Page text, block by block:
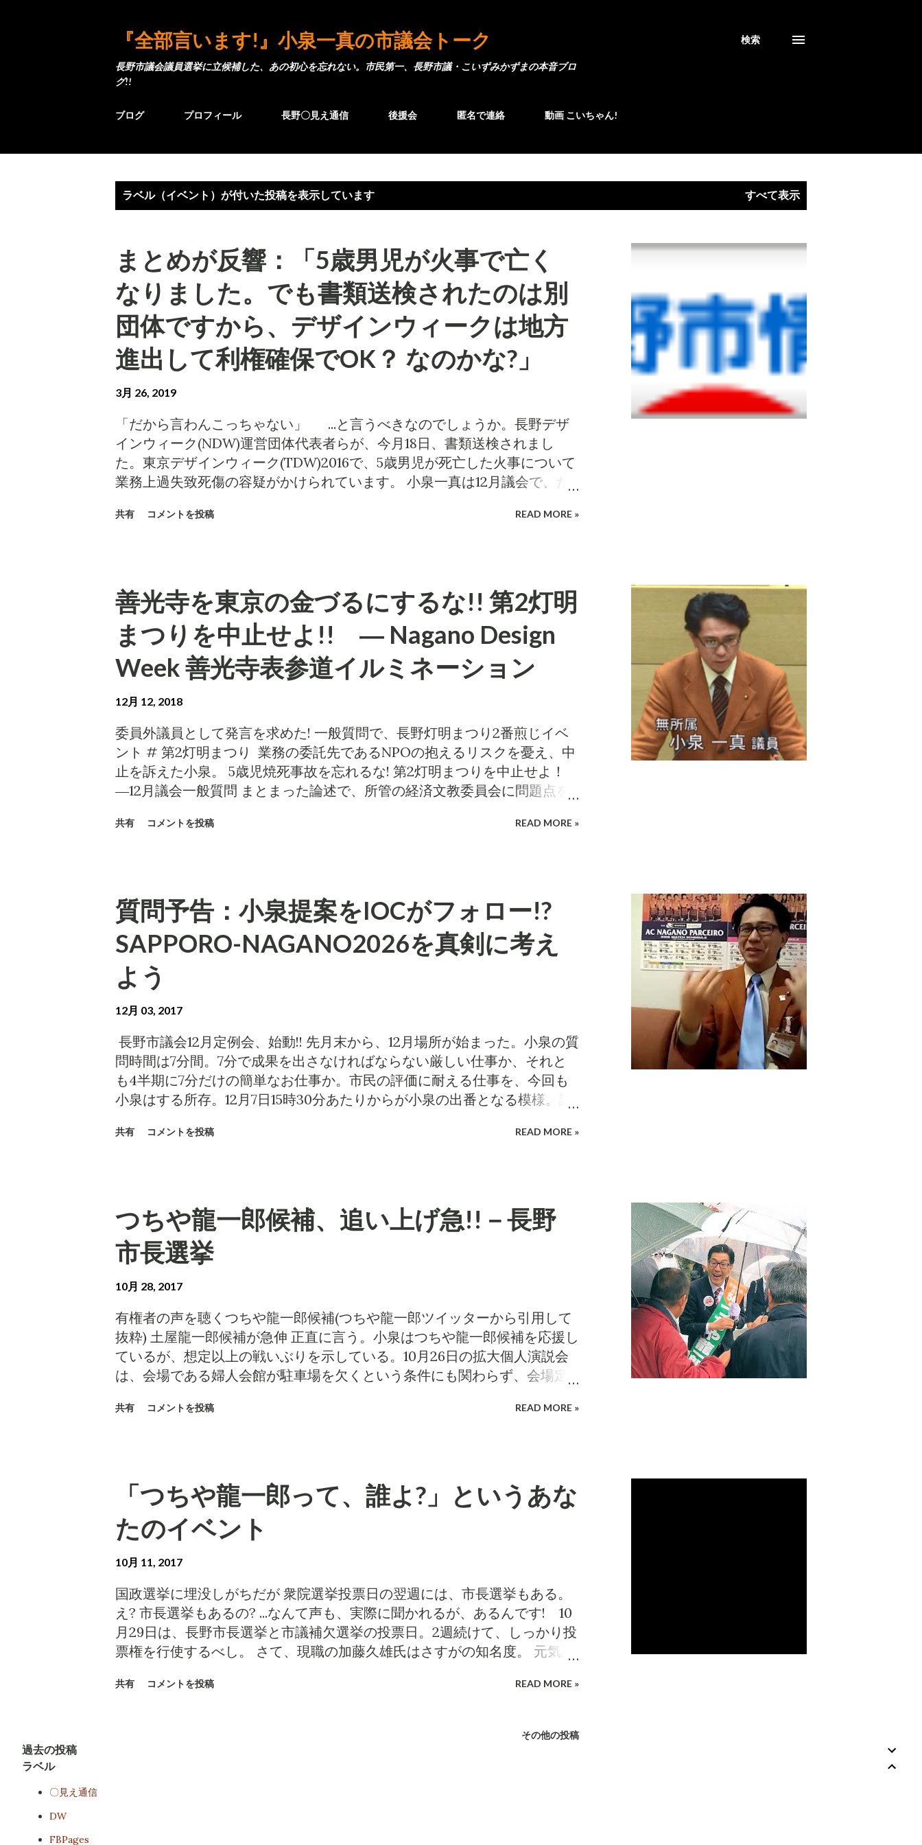
『全部言います!』小泉一真の市議会トーク
長野市議会議員選挙に立候補した、あの初心を忘れない。市民第一、長野市議・こいずみかずまの本音ブロ
グ!!
検索
ブログ プロフィール 長野〇見え通信 後援会 匿名で連絡 動画 こいちゃん!
ラベル（イベント ）が付いた投稿を表示しています すべて表示
まとめが反響：「5歳男児が火事で亡く
なりました。でも書類送検されたのは別
団体ですから、デザインウィークは地方
進出して利権確保でOK？ なのかな?」
3月 26, 2019
「だから言わんこっちゃない」 ...と言うべきなのでしょうか。長野デザ
インウィーク(NDW)運営団体代表者らが、今月18日、書類送検されまし
た。東京デザインウィーク(TDW)2016で、5歳男児が死亡した火事について
業務上過失致死傷の容疑がかけられています。 小泉一真は12月議会で、た
中止するべきだと加藤久雄市長に進言しました。 過去のブログ記事は次の
ネーション Tokyo Design Week 2016の5歳児焼死事故を忘れるな! 第2灯明
まつりを中止せよ！ ―12月議会一般質問 地方進出は許されるべきか 2016
年、明治神宮外苑で火災による業務上過失致死傷事件が発生して以降、
TDWは開催できない状況に追い込まれています。一方で、今回刑事責任を
問われている人物たちは、NDWはTDW主催の株式会社とは別人格の法人
によるものだからと主張し、矮小化を図っています。また、加藤市長の意
見も、これに与するものです。東京で開催できなくなったデザインウィー
クが、警察の捜査も遺族への補償も終わらないうちに、運営団体の外見だ
けを取り繕って、長野をはじめとする各自治体に進出しています。国は、
これを問題としないばかりか、地方創生推進交付金で後押ししています。
東京の事件としてはまだ記憶されていますが、地方に進出してビジネスの
態は、国民・市民に知られていません。 ツイッターまとめで炎上! そこで小
30件以上、フェイスブックで20件以上、シェアされました。 #東京デザイ
ンウィーク で男児が焼死した事件がまだ解決していないのに， #ジャパン
デザインウィ...
共有 コメントを投稿 READ MORE »
善光寺を東京の金づるにするな!! 第2灯明
まつりを中止せよ!! ― Nagano Design
Week 善光寺表参道イルミネーション
12月 12, 2018
委員外議員として発言を求めた! 一般質問で、長野灯明まつり2番煎じイベ
ント # 第2灯明まつり 業務の委託先であるNPOの抱えるリスクを憂え、中
止を訴えた小泉。 5歳児焼死事故を忘れるな! 第2灯明まつりを中止せよ！
―12月議会一般質問 まとまった論述で、所管の経済文教委員会に問題点を
ャレンジしたことがあり、そのときは特に異論なく発言させていただい
です。 小泉が一般質問で触れた内容を整理して申し上げます。善光寺表参
道イルミネーションについては実行委員会は一者随意契約で東京の特定非
営利活動法人デザインアソシエーションと契約していますが、この団体に
は未解決の問題があります。当該NPO等が東京都の神宮外苑等で開催した
TOKYO DESIGN WEEK 2016において、屋外展示物から失火し、その結果
五歳の男児が逃げ遅れて死亡しています。警察はなお調査中であり、主催
者がご遺族への補償も終わっていないのは、本会議答弁のとおりでありま
す。主催者らは、2016年火災の翌日以降、30回以上の開催を誇る 東京デザ
インウィークを開催できていません。火災事故に係る問題が決着していな
いという自覚の表れと思いますが、なぜか弘前、嬉野、明日香、藤沢、松
山、そして長野と、地方ではデザインウィークを開催しています。東京で
自治体を下に見る思想が背景にあるものと断ぜざるを得ず、地方創生推進
約相手方NPOの、東京デザインウィークに係る関与は共催であると、理事
者は強調されていました。「 主催がいて、その下の共催という位置付けを
しておりました。だから、主催者と共催者は全く別である」...
共有 コメントを投稿 READ MORE »
質問予告：小泉提案をIOCがフォロー!?
SAPPORO-NAGANO2026を真剣に考え
よう
12月 03, 2017
長野市議会12月定例会、始動!! 先月末から、12月場所が始まった。小泉の質
問時間は7分間。7分で成果を出さなければならない厳しい仕事か、それと
も4半期に7分だけの簡単なお仕事か。市民の評価に耐える仕事を、今回も
小泉はする所存。12月7日15時30分あたりからが小泉の出番となる模様。議
していただきたい。 以下、小泉の質問内容について予報!! 2026札幌オリン
委員会（ＩＯＣ）のデュビ五輪統括部長は２８日、英国のグラスゴーで取
材に応じ、２０２６年冬季五輪の招致プロセスに正式に参加表明した札幌
市の開催計画で、ボブスレーやスケルトンなどのそり競技を長野県や平昌
明らかにした。 札幌市が日本オリンピック委員会（ＪＯＣ）に提出した
開催提案書では札幌市サッポロテイネのコースを改修する計画だが、同五
輪統括部長は「既存施設の活用でコストを削減できるならＩＯＣは長野や
平昌を受け入れる」と述べた。 (信毎web 2017.11.29) 長野市ボブスレー・リ
ュージュパーク「スパイラル」全景 小泉は平成28年度議会で、長野市の ボ
ブスレー・リュージュパーク「スパイラル」 を活用し、札幌市とオリンピ
ックの分散開催について研究する趣旨を提案する質問をしている。 平成２
とともに、長野市のオリンピック資産を活用する道になると思いますが、
検討されてはいかがでしょうか。札幌との共同研究、提案します。 (関連記
事 SAPPORO-NAGANO2026で再び冬季五輪を!! ) ...というわけで、今回の
IOC発言は小泉にとっては意外でも降って湧いた話...
共有 コメントを投稿 READ MORE »
つちや龍一郎候補、追い上げ急!!－長野
市長選挙
10月 28, 2017
有権者の声を聴くつちや龍一郎候補(つちや龍一郎ツイッターから引用して
抜粋) 土屋龍一郎候補が急伸 正直に言う。小泉はつちや龍一郎候補を応援し
ているが、想定以上の戦いぶりを示している。10月26日の拡大個人演説会
は、会場である婦人会館が駐車場を欠くという条件にも関わらず、会場定
者は熱狂し、つちやコールに沸きかえった。 これには小泉もビックリ。現
にも関わらず、想定動員数を上回る集会とすることに成功した。長野市
で、何かが動き始めている。 個人演説会は廊下で立ち見 10月27日の更北公
民館は、つちや候補の政策を聞く聴衆で文字通り溢れかえり、立ち見が出
い悲鳴あげることとなった。小泉は、どうしてもつちや候補の応援演説を
させてくれと頼み込んでいたのが、この日実現した。 泣いても笑っても、
選挙運動は今日一日で終わる。土曜の最後の追い込みが、どれだけ有権者
に浸透するかが、勝負の分かれ目になるのではないか。 有権者のみなさ
ん。明日、投票上に足を運んでいただきたい。そしてどうか「つちや龍一
郎」の名前を、記していただきたい。それで後悔することはないと、小泉
は固く信じる。 現職候補の人脈に不安 現職の選挙運動について、一言だ
することで何を有権者に訴えるというのだろう。 小泉には、さっぱり分か
共有 コメントを投稿 READ MORE »
「つちや龍一郎って、誰よ?」というあな
たのイベント
10月 11, 2017
国政選挙に埋没しがちだが 衆院選挙投票日の翌週には、市長選挙もある。
え? 市長選挙もあるの? ...なんて声も、実際に聞かれるが、あるんです! 10
月29日は、長野市長選挙と市議補欠選挙の投票日。2週続けて、しっかり投
票権を行使するべし。 さて、現職の加藤久雄氏はさすがの知名度。 元気玉
対抗出馬を表明しているのは土屋龍一郎氏だけ。一騎打ちの選挙戦が見込
式ホームページは、それぞれ次のとおり。経歴等は、こちらをご参照くだ
共有 コメントを投稿 READ MORE »
その他の投稿
過去の投稿
ラベル
〇見え通信
DW
FBPages